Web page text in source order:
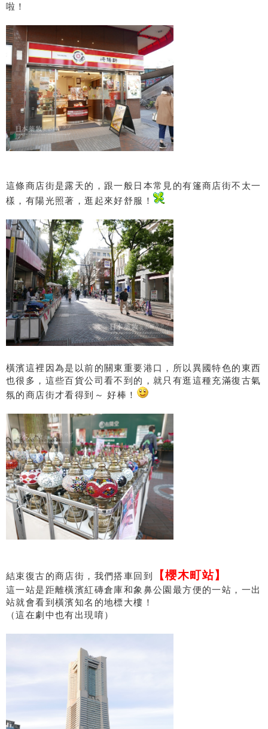
啦！
這條商店街是露天的，跟一般日本常見的有篷商店街不太一
樣，有陽光照著，逛起來好舒服！
橫濱這裡因為是以前的關東重要港口，所以異國特色的東西
也很多，這些百貨公司看不到的，就只有逛這種充滿復古氣
氛的商店街才看得到～ 好棒！
結束復古的商店街，我們搭車回到 【櫻木町站】
這一站是距離橫濱紅磚倉庫和象鼻公園最方便的一站，一出
站就會看到橫濱知名的地標大樓！
（這在劇中也有出現唷）